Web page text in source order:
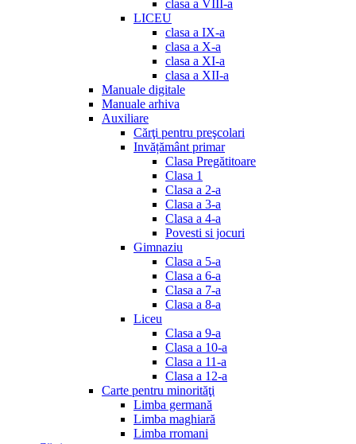
clasa a VIII-a
LICEU
clasa a IX-a
clasa a X-a
clasa a XI-a
clasa a XII-a
Manuale digitale
Manuale arhiva
Auxiliare
Cărţi pentru preşcolari
Invățământ primar
Clasa Pregătitoare
Clasa 1
Clasa a 2-a
Clasa a 3-a
Clasa a 4-a
Povesti si jocuri
Gimnaziu
Clasa a 5-a
Clasa a 6-a
Clasa a 7-a
Clasa a 8-a
Liceu
Clasa a 9-a
Clasa a 10-a
Clasa a 11-a
Clasa a 12-a
Carte pentru minorităţi
Limba germană
Limba maghiară
Limba rromani